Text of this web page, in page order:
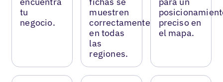
tu
negocio.
muestren
correctamente
en todas
las
regiones.
preciso en
el mapa.